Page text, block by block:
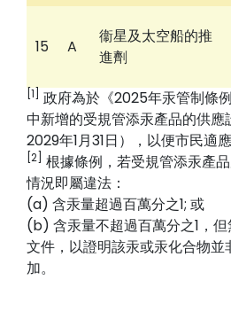
15 A
衞星及太空船的推
進劑
[1]
政府為於《2025年汞管制條
中新增的受規管添汞產品的供
2029年1月31日），以便市民適應
[2] 根據條例，若受規管添汞產
情況即屬違法：
(a) 含汞量超過百萬分之1; 或
(b) 含汞量不超過百萬分之1，
文件，以證明該汞或汞化合物
加。